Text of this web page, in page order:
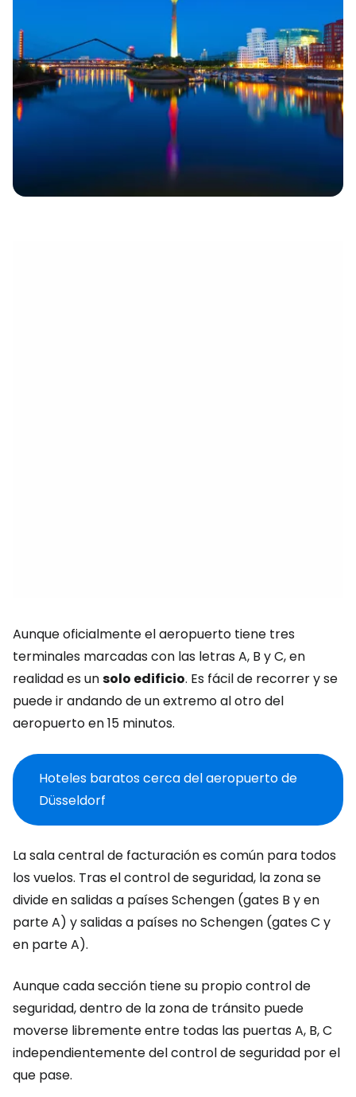
Aunque oficialmente el aeropuerto tiene tres
terminales marcadas con las letras A, B y C, en
realidad es unsolo edificio. Es fácil de recorrer y se
puede ir andando de un extremo al otro del
aeropuerto en 15 minutos.
Hoteles baratos cerca del aeropuerto de
Düsseldorf
La sala central de facturación es común para todos
los vuelos. Tras el control de seguridad, la zona se
divide en salidas a países Schengen (gates B y en
parte A) y salidas a países no Schengen (gatesC y
en parte A).
Aunque cada sección tiene su propio control de
seguridad, dentro de la zona de tránsito puede
moverse libremente entre todas las puertas A, B, C
independientemente del control de seguridad por el
que pase.